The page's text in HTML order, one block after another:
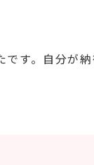
す。自分が